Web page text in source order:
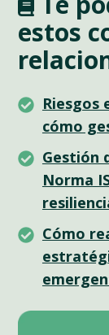
estos
Riesgos
cómo
Riesgos
emergentes:
qué
son
gestionarlos
Gestión
Norma
Gestión
riesgos
emergentes:
Norma
para
Cómo
Cómo
realizar
planeación
con